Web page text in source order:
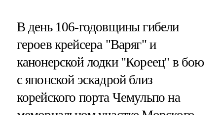
В день 106-годовщины гибели
героев крейсера "Варяг" и
канонерской лодки "Кореец" в бою
с японской эскадрой близ
корейского порта Чемульпо на